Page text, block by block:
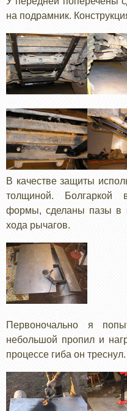
на подрамник.
В качестве защиты
толщиной. Болгаркой
формы, сделаны пазы в
хода рычагов.
Первоночально я
небольшой пропил и
процессе гиба он треснул.